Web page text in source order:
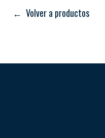
en longitud
← Volver a productos